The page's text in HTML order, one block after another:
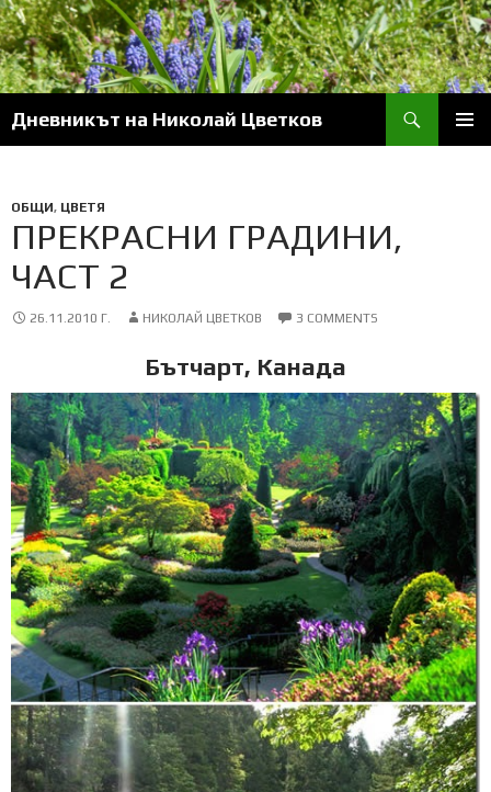
Skip
to
content
Дневникът на Николай Цветков
ОБЩИ, ЦВЕТЯ
ПРЕКРАСНИ ГРАДИНИ,
ЧАСТ 2
26.11.2010 Г. НИКОЛАЙ ЦВЕТКОВ 3 COMMENTS
Бътчарт, Канада